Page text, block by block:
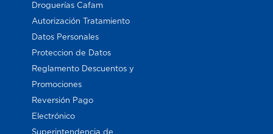
Droguerías Cafam
Autorización Tratamiento
Datos Personales
Proteccion de Datos
Reglamento Descuentos y
Promociones
Reversión Pago
Electrónico
Superintendencia de